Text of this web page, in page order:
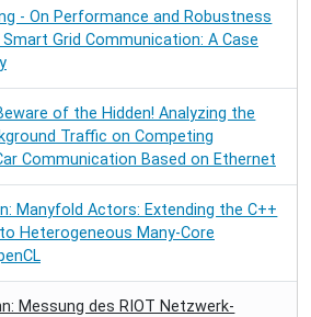
- On Performance and Robustness
Grid Communication: A Case
of the Hidden! Analyzing the
Traffic on Competing
Communication Based on Ethernet
Manyfold Actors: Extending the C++
Heterogeneous Many-Core
Messung des RIOT Netzwerk-